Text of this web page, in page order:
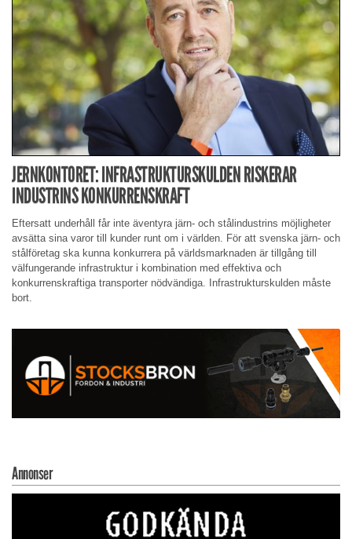
JERNKONTORET: INFRASTRUKTURSKULDEN RISKERAR
INDUSTRINS KONKURRENSKRAFT
Eftersatt underhåll får inte äventyra järn- och stålindustrins möjligheter
avsätta sina varor till kunder runt om i världen. För att svenska järn- och
stålföretag ska kunna konkurrera på världsmarknaden är tillgång till
välfungerande infrastruktur i kombination med effektiva och
konkurrenskraftiga transporter nödvändiga. Infrastrukturskulden måste
bort.
Annonser